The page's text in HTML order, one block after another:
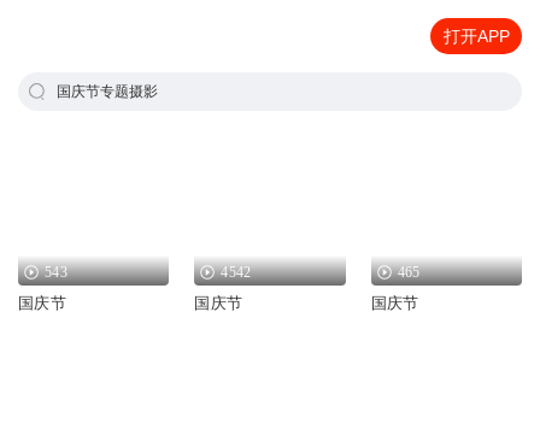
打开APP
国庆节专题摄影
543
国庆节
4542
国庆节
465
国庆节